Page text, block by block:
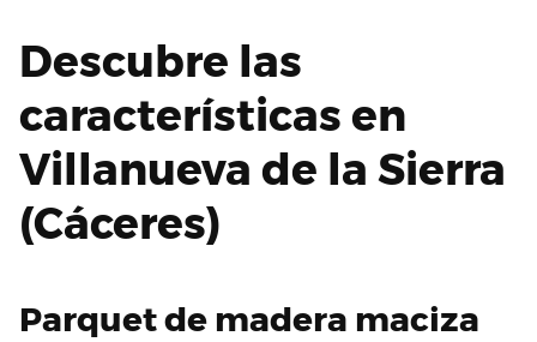
Descubre las
características en
Villanueva de la Sierra
(Cáceres)
Parquet de madera maciza